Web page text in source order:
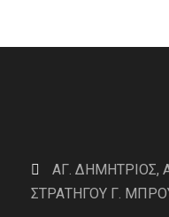
ΑΓ. ΔΗΜΗΤΡΙΟΣ,
ΣΤΡΑΤΗΓΟΥ Γ.